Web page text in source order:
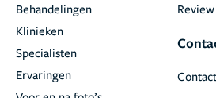
Behandelingen
Klinieken
Specialisten
Ervaringen
Contact